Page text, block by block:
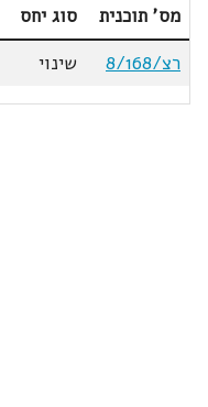
מס' תוכנית סוג יחס
רצ/8/168
שינוי